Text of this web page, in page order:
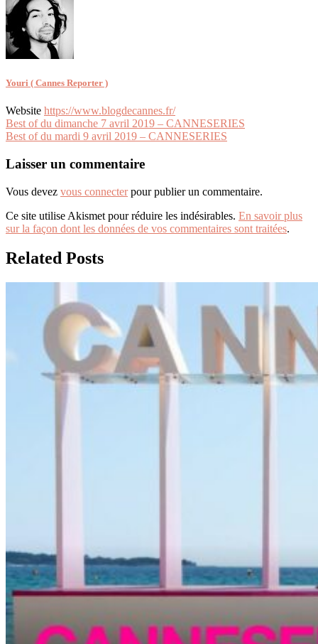
Youri ( Cannes Reporter )
Website https://www.blogdecannes.fr/
Navigation
de
l’article
Best of du dimanche 7 avril 2019 – CANNESERIES
Best of du mardi 9 avril 2019 – CANNESERIES
Laisser un commentaire
Vous devez vous connecterpour publier un commentaire.
Ce site utilise Akismet pour réduire les indésirables. En savoir plus
sur la façon dont les données de vos commentaires sont traitées.
Related Posts